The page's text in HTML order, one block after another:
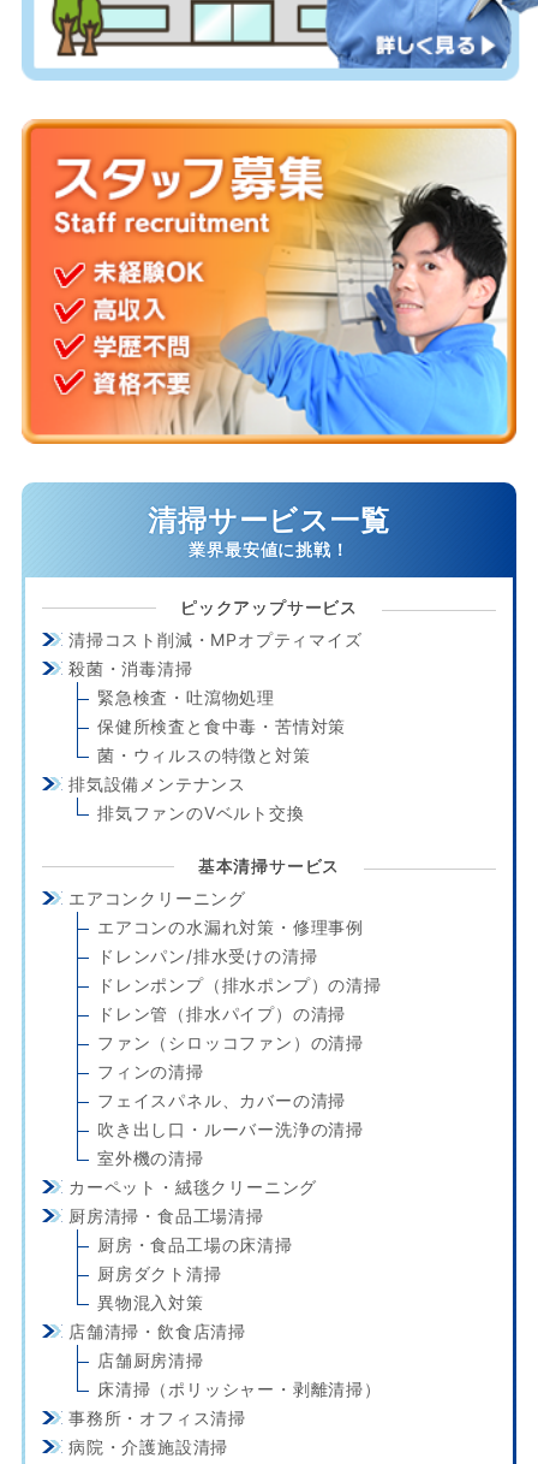
清掃サービス一覧
ピックアップサービス
清掃コスト削減・MPオプティマイズ
殺菌・消毒清掃
緊急検査・吐瀉物処理
保健所検査と食中毒・苦情対策
菌・ウィルスの特徴と対策
排気設備メンテナンス
排気ファンのVベルト交換
基本清掃サービス
エアコンクリーニング
エアコンの水漏れ対策・修理事例
ドレンパン/排水受けの清掃
ドレンポンプ（排水ポンプ）の清掃
ドレン管（排水パイプ）の清掃
ファン（シロッコファン）の清掃
フィンの清掃
フェイスパネル、カバーの清掃
吹き出し口・ルーバー洗浄の清掃
室外機の清掃
カーペット・絨毯クリーニング
厨房清掃・食品工場清掃
厨房・食品工場の床清掃
厨房ダクト清掃
異物混入対策
店舗清掃・飲食店清掃
店舗厨房清掃
床清掃（ポリッシャー・剥離清掃）
事務所・オフィス清掃
病院・介護施設清掃